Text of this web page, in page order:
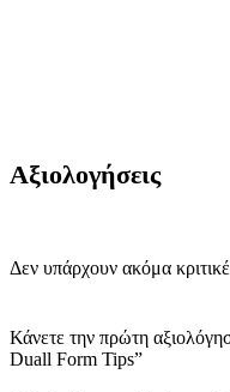
Αξιολογήσεις
Δεν υπάρχουν ακόμα
Κάνετε την πρώτη
Duall Form Tips”